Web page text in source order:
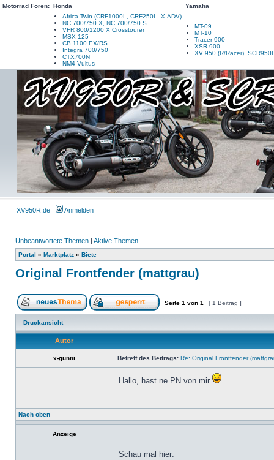
Motorrad Foren: Honda
Yamaha
Africa Twin (CRF1000L, CRF250L, X-ADV)
NC 700/750 X, NC 700/750 S
VFR 800/1200 X Crosstourer
MSX 125
CB 1100 EX/RS
Integra 700/750
CTX700N
NM4 Vultus
MT-09
MT-10
Tracer 900
XSR 900
XV 950 (R/Racer),
XV950R.de Anmelden
Unbeantwortete Themen | Aktive Themen
Portal » Marktplatz » Biete
Original Frontfender (mattgrau)
Seite 1 von 1 [ 1 Beitrag ]
Druckansicht
Autor
x-günni Betreff des Beitrags: Re: Original Frontfender
Hallo, hast ne PN von mir
Nach oben
Anzeige
Schau mal hier: